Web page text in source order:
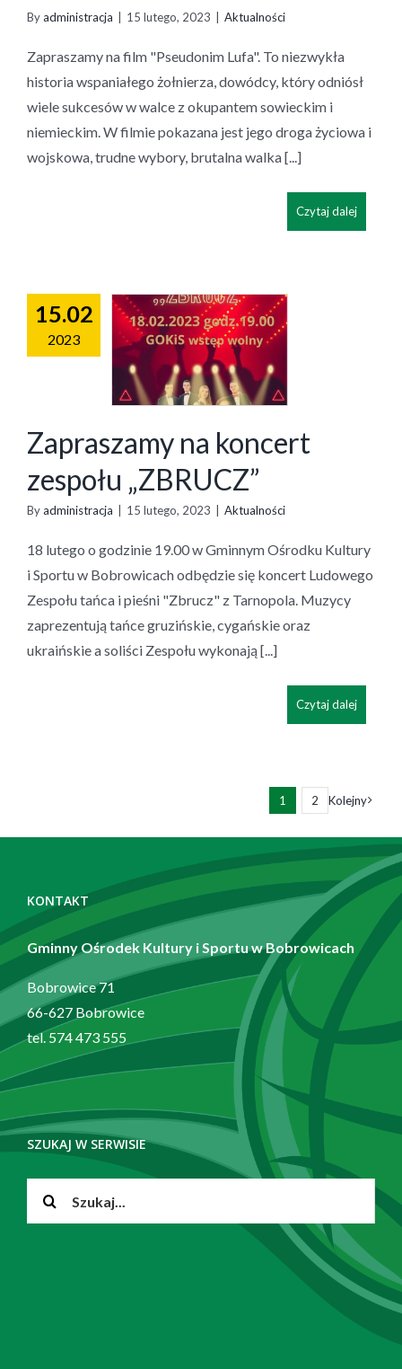
Byadministracja 15 lutego, 2023 Aktualności
Zapraszamy na film "Pseudonim Lufa". To niezwykła
historia wspaniałego żołnierza, dowódcy, który odniósł
wiele sukcesów w walce z okupantem sowieckim i
niemieckim. W filmie pokazana jest jego droga życiowa i
wojskowa, trudne wybory, brutalna walka [...]
Czytaj dalej
15.02
2023
Zapraszamy na koncert
zespołu „ZBRUCZ”
Byadministracja 15 lutego, 2023 Aktualności
18 lutego o godzinie 19.00 w Gminnym Ośrodku Kultury
i Sportu w Bobrowicach odbędzie się koncert Ludowego
Zespołu tańca i pieśni "Zbrucz" z Tarnopola. Muzycy
zaprezentują tańce gruzińskie, cygańskie oraz
ukraińskie a soliści Zespołu wykonają [...]
Czytaj dalej
1 2 Kolejny
również
KONTAKT
Gminny Ośrodek Kultury i Sportu w Bobrowicach
Bobrowice 71
66-627 Bobrowice
tel. 574 473 555
SZUKAJ W SERWISIE